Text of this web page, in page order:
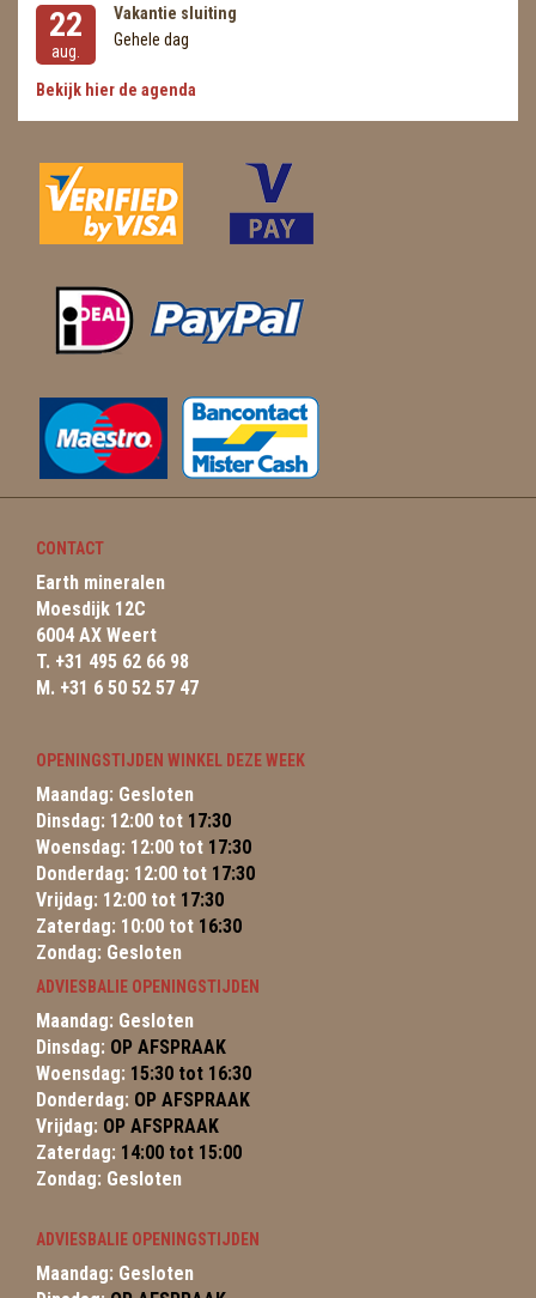
22
aug.
Vakantie sluiting
Gehele dag
Bekijk hier de agenda
CONTACT
Earth mineralen
Moesdijk 12C
6004 AX Weert
T. +31 495 62 66 98
M. +31 6 50 52 57 47
OPENINGSTIJDEN WINKEL DEZE WEEK
Maandag: Gesloten
Dinsdag: 12:00 tot 17:30
Woensdag: 12:00 tot 17:30
Donderdag: 12:00 tot 17:30
Vrijdag: 12:00 tot 17:30
Zaterdag: 10:00 tot 16:30
Zondag: Gesloten
ADVIESBALIE OPENINGSTIJDEN
Maandag: Gesloten
Dinsdag: OP AFSPRAAK
Woensdag: 15:30 tot 16:30
Donderdag: OP AFSPRAAK
Vrijdag: OP AFSPRAAK
Zaterdag: 14:00 tot 15:00
Zondag: Gesloten
ADVIESBALIE OPENINGSTIJDEN
Maandag: Gesloten